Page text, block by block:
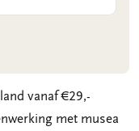
vanaf €29,-
met musea